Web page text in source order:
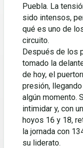
Puebla. La
sido intensos,
qué es uno de
circuito.
Después de los
tomado la
de hoy, el
presión,
algún momento.
intimidar y, con
hoyos 16 y 18,
la jornada con
su liderato.